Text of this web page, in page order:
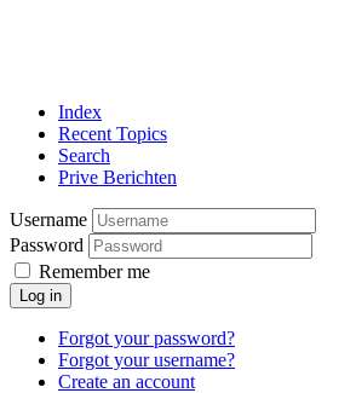
Index
Recent Topics
Search
Prive Berichten
Username
Password
Remember me
Log in
Forgot your password?
Forgot your username?
Create an account